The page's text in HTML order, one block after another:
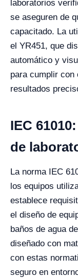
laboratorios
se aseguren de
capacitado. La
el YR451, que
automático y
para cumplir
resultados
IEC
de
La norma IEC
los equipos
establece
el diseño de
baños de agua
diseñado con
con estas
seguro en